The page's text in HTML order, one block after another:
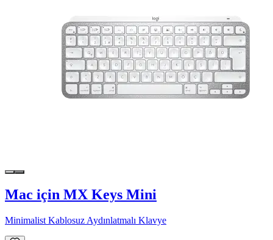
Mac için MX Keys Mini
Minimalist Kablosuz Aydınlatmalı Klavye